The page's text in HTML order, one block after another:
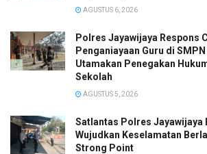
AGUSTUS 6, 2026
Polres Jayawijaya Respons
Penganiayaan Guru di
Utamakan Penegakan
Sekolah
AGUSTUS 5, 2026
Satlantas Polres Jayawijaya
Wujudkan Keselamatan
Strong Point